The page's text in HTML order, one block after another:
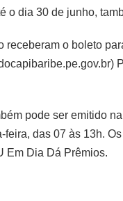
o dia 30 de junho,
receberam o boleto
pode ser emitido
feira, das 07 às 13h.
Em Dia Dá Prêmios.